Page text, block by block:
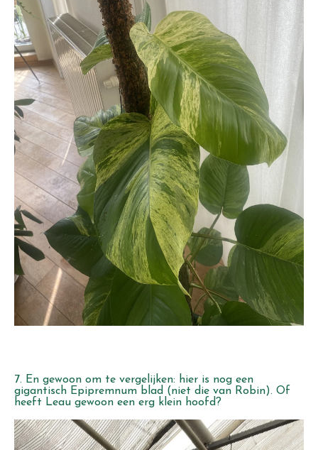
7. En gewoon om te vergelijken: hier is nog een
gigantisch Epipremnum blad (niet die van Robin). Of
heeft Leau gewoon een erg klein hoofd?